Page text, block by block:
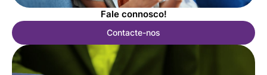
Fale connosco!
Contacte-nos​​​​​​​